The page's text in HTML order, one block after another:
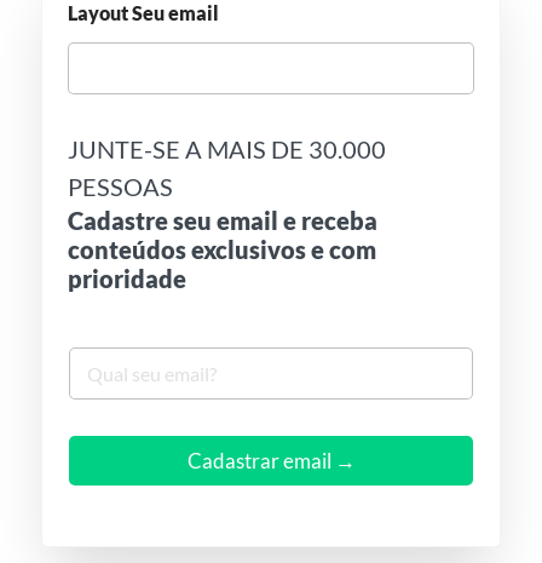
Layout Seu email
JUNTE-SE A MAIS DE 30.000
PESSOAS
Cadastre seu email e receba
conteúdos exclusivos e com
prioridade
S
u
Cadastrar email →